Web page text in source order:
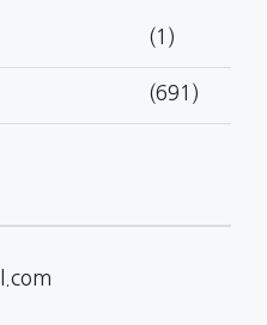
(1)
(691)